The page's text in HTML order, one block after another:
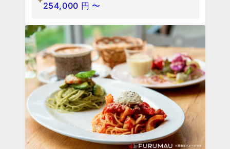
254,000 円 〜